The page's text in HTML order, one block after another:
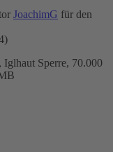
JoachimG für den
Sperre, 70.000